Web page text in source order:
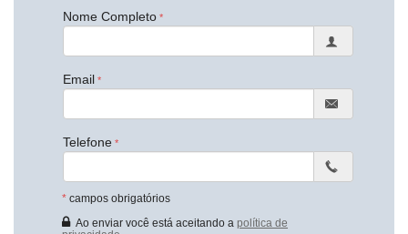
Sacada / Varanda
Sala de Estar
Sala de Jantar
Cozinha
Banheiro Social
Sala para 3 Ambientes
Nome Completo
Email
Telefone
* campos obrigatórios
Ao enviar você está aceitando a política de